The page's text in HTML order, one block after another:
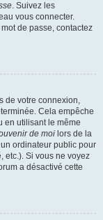
. Suivez les
vous connecter.
de passe, contactez
de votre connexion,
Cela empêche
en utilisant le même
de moi lors de la
ordinateur public pour
etc.). Si vous ne voyez
a désactivé cette